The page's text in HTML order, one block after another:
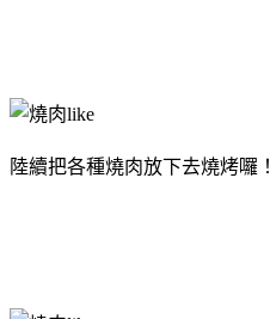
陸續把各種燒肉放下去燒烤囉！